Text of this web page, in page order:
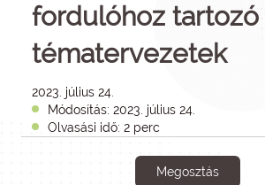
fordulóhoz tartozó
tématervezetek
2023. július 24.
Módosítás: 2023. július 24.
Olvasási idő: 2 perc
Megosztás